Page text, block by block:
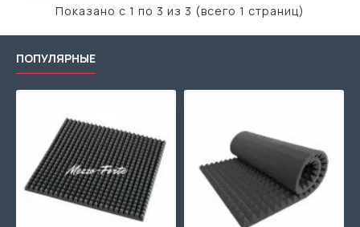
Показано с 1 по 3 из 3 (всего 1 страниц)
ПОПУЛЯРНЫЕ